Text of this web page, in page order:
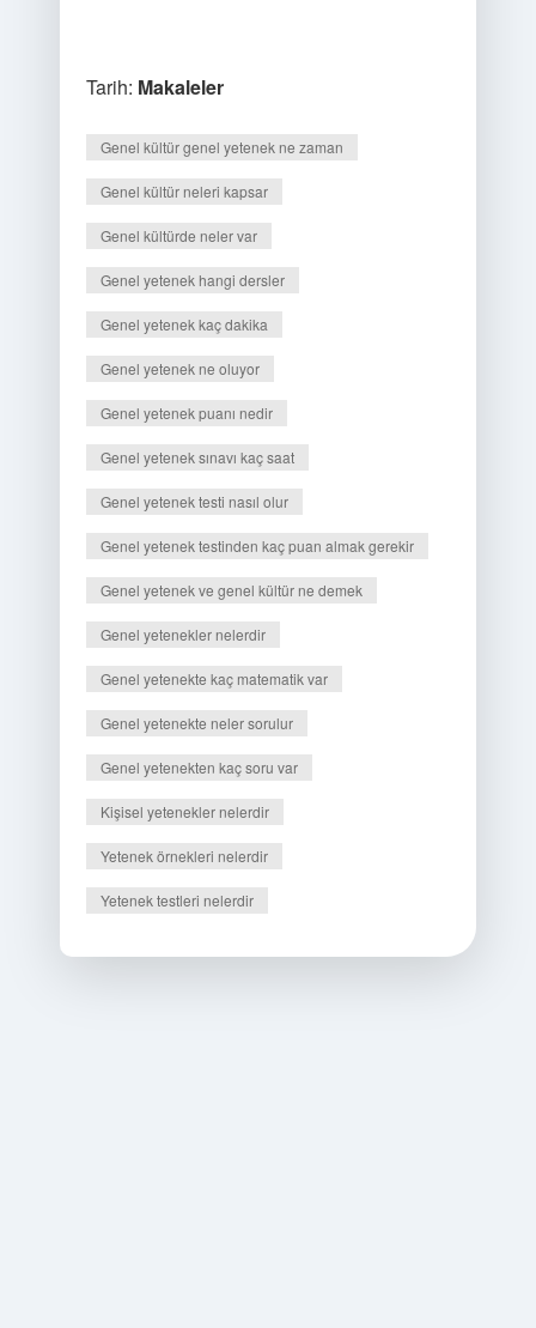
Tarih: Makaleler
Genel kültür genel yetenek ne zaman
Genel kültür neleri kapsar
Genel kültürde neler var
Genel yetenek hangi dersler
Genel yetenek kaç dakika
Genel yetenek ne oluyor
Genel yetenek puanı nedir
Genel yetenek sınavı kaç saat
Genel yetenek testi nasıl olur
Genel yetenek testinden kaç puan almak gerekir
Genel yetenek ve genel kültür ne demek
Genel yetenekler nelerdir
Genel yetenekte kaç matematik var
Genel yetenekte neler sorulur
Genel yetenekten kaç soru var
Kişisel yetenekler nelerdir
Yetenek örnekleri nelerdir
Yetenek testleri nelerdir